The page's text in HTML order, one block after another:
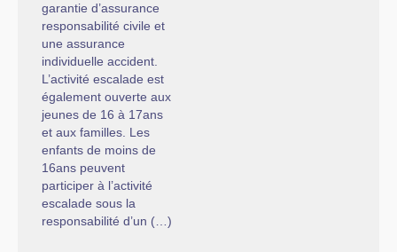
garantie d’assurance
responsabilité civile et
une assurance
individuelle accident.
L’activité escalade est
également ouverte aux
jeunes de 16 à 17ans
et aux familles. Les
enfants de moins de
16ans peuvent
participer à l’activité
escalade sous la
responsabilité d’un (…)